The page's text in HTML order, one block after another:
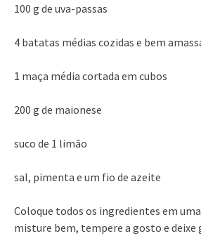
100 g de uva-passas
4 batatas médias cozidas e bem
1 maça média cortada em cubos
200 g de maionese
suco de 1 limão
sal, pimenta e um fio de azeite
Coloque todos os ingredientes em
misture bem, tempere a gosto e deixe